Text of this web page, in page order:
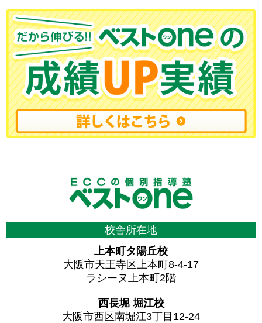
校舎所在地
上本町タ陽丘校
大阪市天王寺区上本町8-4-17
ラシーヌ上本町2階
西長堀 堀江校
大阪市西区南堀江3丁目12-24